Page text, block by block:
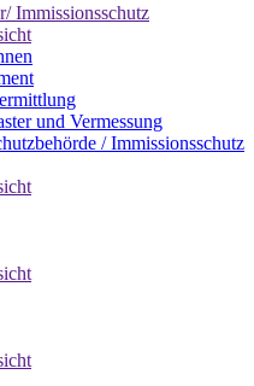
Immissionsschutz
und Vermessung
/ Immissionsschutz